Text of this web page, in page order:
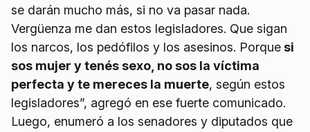
se darán mucho más, si no va pasar nada.
Vergüenza me dan estos legisladores. Que sigan
los narcos, los pedófilos y los asesinos. Porque si
sos mujer y tenés sexo, no sos la víctima
perfecta y te mereces la muerte, según estos
legisladores”, agregó en ese fuerte comunicado.
Luego, enumeró a los senadores y diputados que